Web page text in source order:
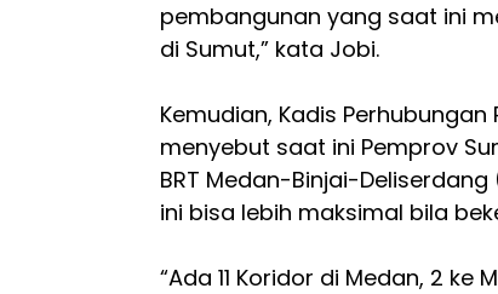
pembangunan yang saat ini
di Sumut,” kata Jobi.
Kemudian, Kadis
menyebut saat ini Pemprov
BRT Medan-Binjai-
ini bisa lebih maksimal bila
“Ada 11 Koridor di Medan, 2